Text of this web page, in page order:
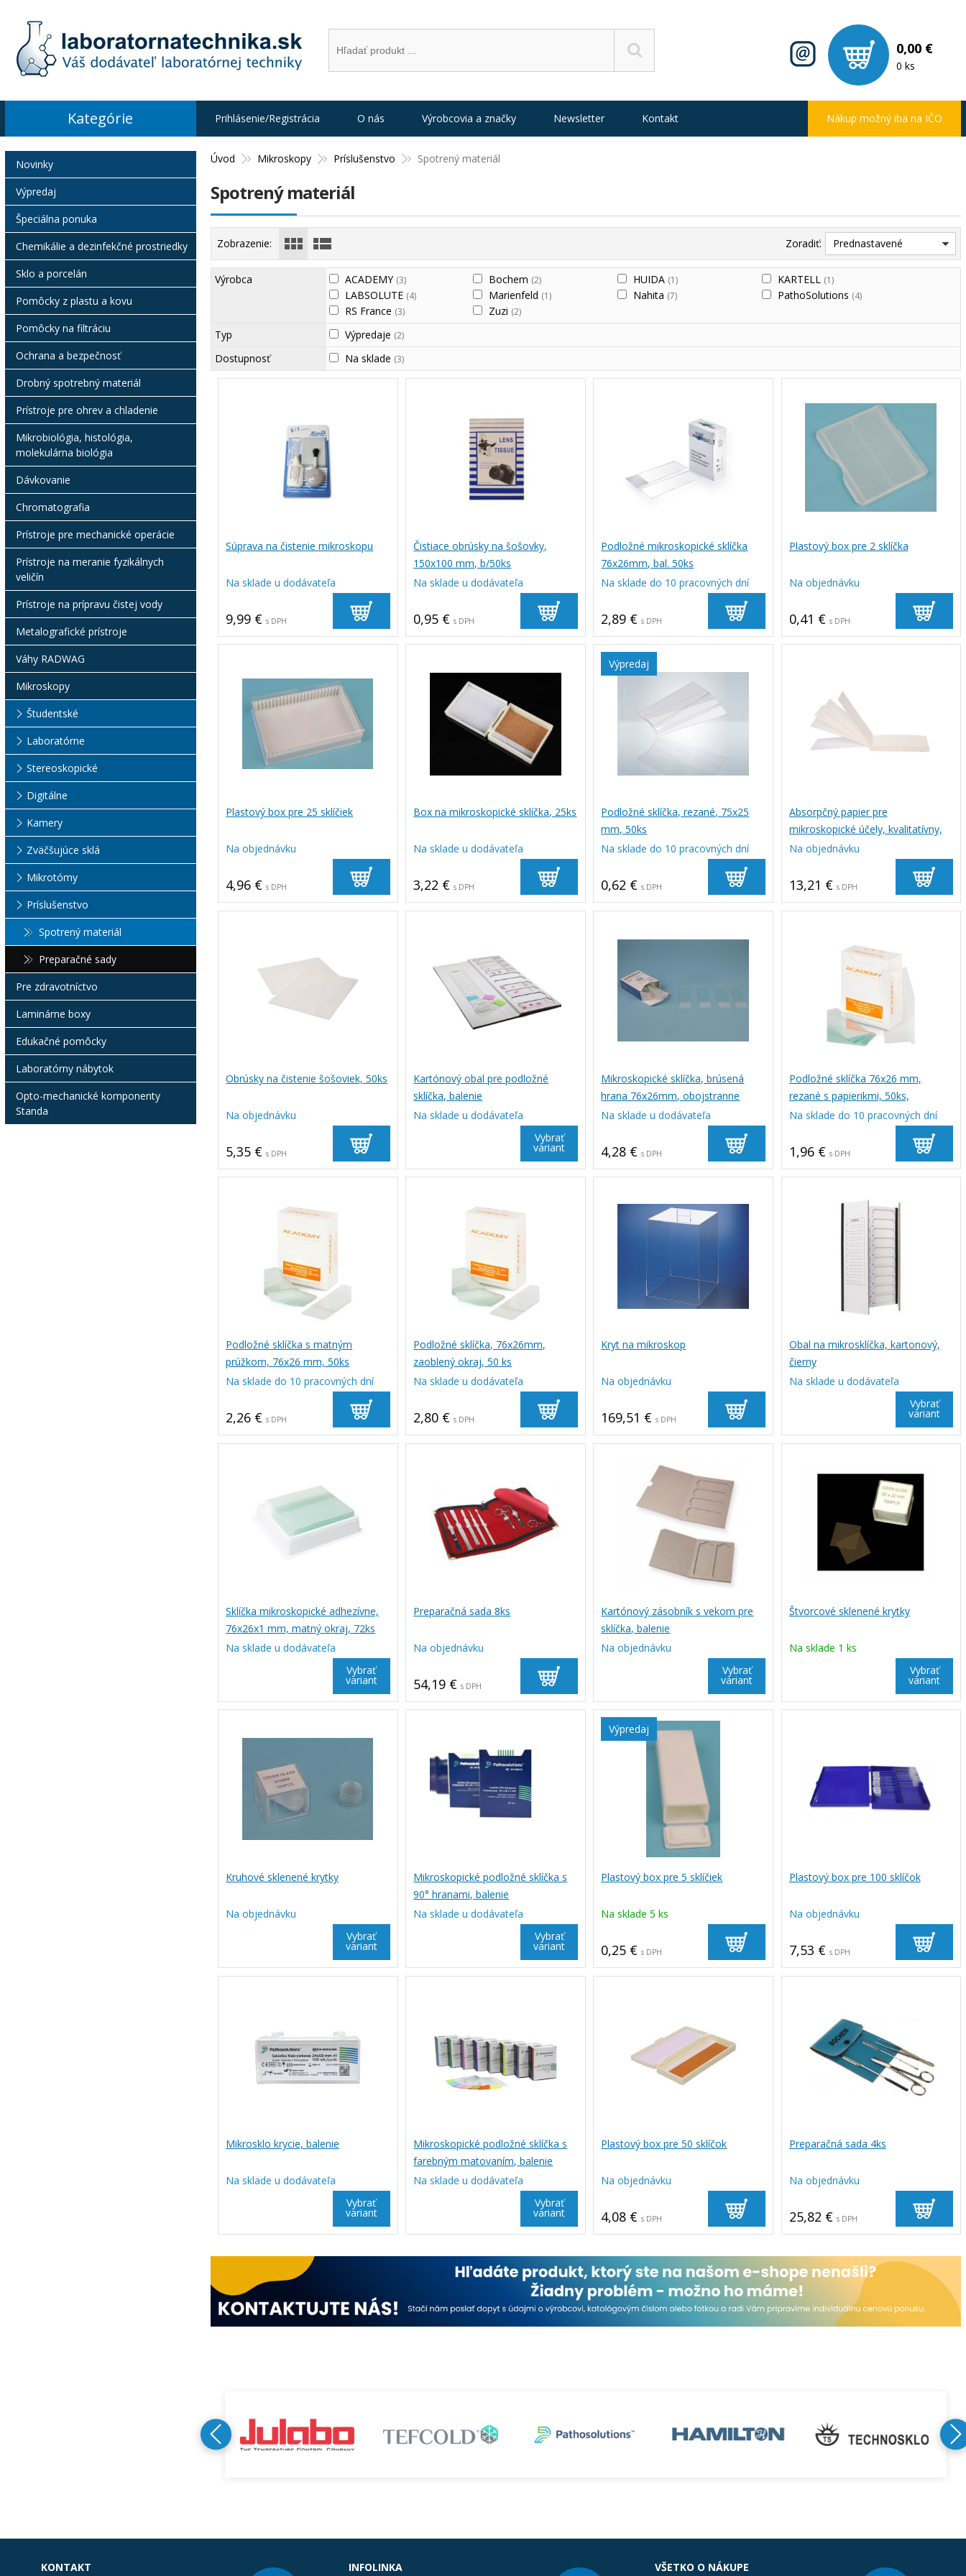
0,00 €
0 ks
Úvod Mikroskopy Príslušenstvo Spotrený materiál
Spotrený materiál
Zobrazenie: Zoradiť: Prednastavené
Výrobca ACADEMY (3) Bochem (2) HUIDA (1) KARTELL (1)
LABSOLUTE (4) Marienfeld (1) Nahita (7) PathoSolutions (4)
RS France (3) Zuzi (2)
Typ Výpredaje (2)
Dostupnosť Na sklade (3)
Súprava na čistenie mikroskopu
Na sklade u dodávateľa
9,99 € s DPH
Čistiace obrúsky na šošovky,
150x100 mm, b/50ks
Na sklade u dodávateľa
0,95 € s DPH
Podložné mikroskopické sklíčka
76x26mm, bal. 50ks
Na sklade do 10 pracovných dní
2,89 € s DPH
Plastový box pre 2 sklíčka
Na objednávku
0,41 € s DPH
Plastový box pre 25 sklíčiek
Na objednávku
4,96 € s DPH
Box na mikroskopické sklíčka, 25ks
Na sklade u dodávateľa
3,22 € s DPH
Výpredaj
Podložné sklíčka, rezané, 75x25
mm, 50ks
Na sklade do 10 pracovných dní
0,62 € s DPH
Absorpčný papier pre
mikroskopické účely, kvalitatívny,
50 ks
Na objednávku
13,21 € s DPH
Obrúsky na čistenie šošoviek, 50ks
Na objednávku
5,35 € s DPH
Kartónový obal pre podložné
sklíčka, balenie
Na sklade u dodávateľa
Vybrať
variant
Mikroskopické sklíčka, brúsená
hrana 76x26mm, obojstranne
matné, balenie 50 ks
Na sklade u dodávateľa
4,28 € s DPH
Podložné sklíčka 76x26 mm,
rezané s papierikmi, 50ks,
ACADEMY
Na sklade do 10 pracovných dní
1,96 € s DPH
Podložné sklíčka s matným
prúžkom, 76x26 mm, 50ks
Na sklade do 10 pracovných dní
2,26 € s DPH
Podložné sklíčka, 76x26mm,
zaoblený okraj, 50 ks
Na sklade u dodávateľa
2,80 € s DPH
Kryt na mikroskop
Na objednávku
169,51 € s DPH
Obal na mikrosklíčka, kartonový,
čierny
Na sklade u dodávateľa
Vybrať
variant
Sklíčka mikroskopické adhezívne,
76x26x1 mm, matný okraj, 72ks
Na sklade u dodávateľa
Vybrať
variant
Preparačná sada 8ks
Na objednávku
54,19 € s DPH
Kartónový zásobník s vekom pre
sklíčka, balenie
Na objednávku
Vybrať
variant
Štvorcové sklenené krytky
Na sklade 1 ks
Vybrať
variant
Kruhové sklenené krytky
Na objednávku
Vybrať
variant
Mikroskopické podložné sklíčka s
90° hranami, balenie
Na sklade u dodávateľa
Vybrať
variant
Výpredaj
Plastový box pre 5 sklíčiek
Na sklade 5 ks
0,25 € s DPH
Plastový box pre 100 sklíčok
Na objednávku
7,53 € s DPH
Mikrosklo krycie, balenie
Na sklade u dodávateľa
Vybrať
variant
Mikroskopické podložné sklíčka s
farebným matovaním, balenie
Na sklade u dodávateľa
Vybrať
variant
Plastový box pre 50 sklíčok
Na objednávku
4,08 € s DPH
Preparačná sada 4ks
Na objednávku
25,82 € s DPH
Novinky
Výpredaj
Špeciálna ponuka
Chemikálie a dezinfekčné prostriedky
Sklo a porcelán
Pomôcky z plastu a kovu
Pomôcky na filtráciu
Ochrana a bezpečnosť
Drobný spotrebný materiál
Prístroje pre ohrev a chladenie
Mikrobiológia, histológia,
molekulárna biológia
Dávkovanie
Chromatografia
Prístroje pre mechanické operácie
Prístroje na meranie fyzikálnych
veličín
Prístroje na prípravu čistej vody
Metalografické prístroje
Váhy RADWAG
Mikroskopy
Študentské
Laboratórne
Stereoskopické
Digitálne
Kamery
Zväčšujúce sklá
Mikrotómy
Príslušenstvo
Spotrený materiál
Preparačné sady
Pre zdravotníctvo
Laminárne boxy
Edukačné pomôcky
Laboratórny nábytok
Opto-mechanické komponenty
Standa
Kategórie Prihlásenie/Registrácia O nás Výrobcovia a značky Newsletter Kontakt Nákup možný iba na IČO
KONTAKT INFOLINKA VŠETKO O NÁKUPE